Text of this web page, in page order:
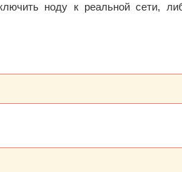
ноду к реальной сети,